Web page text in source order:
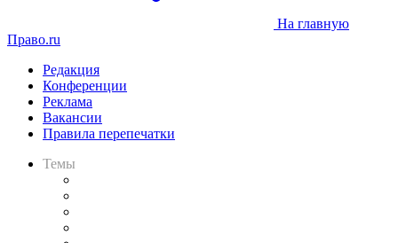
На главную
Право.ru
Редакция
Конференции
Реклама
Вакансии
Правила перепечатки
Темы